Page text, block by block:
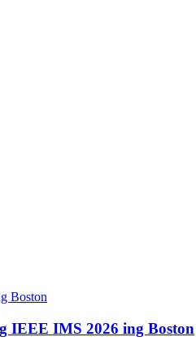
IEEE IMS 2026 ing Boston